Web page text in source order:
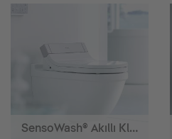
SensoWash® Akıllı Klozetler